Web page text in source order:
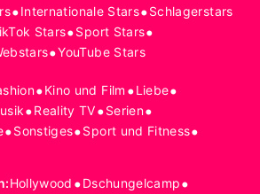
•Internationale Stars•Schlagerstars
Stars•Sport Stars•
•YouTube Stars
•Kino und Film •Liebe•
•Reality TV•Serien•
•Sonstiges•Sport und Fitness•
:Hollywood •Dschungelcamp•